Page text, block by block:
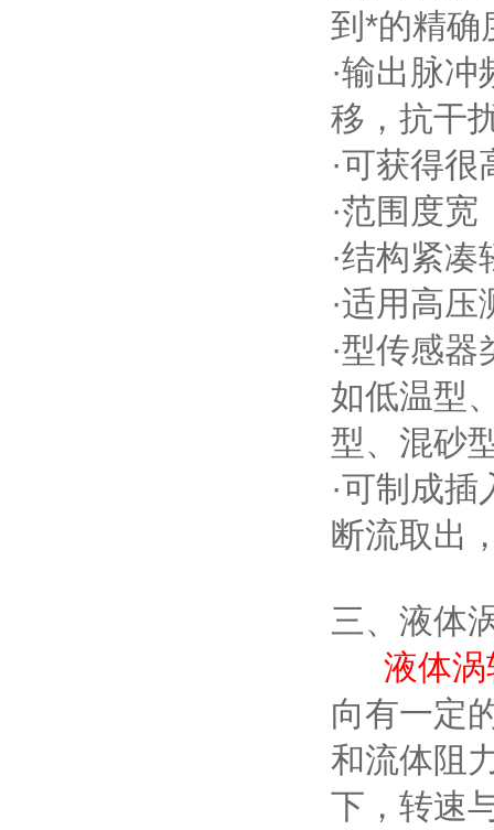
到*的精确
·输出脉
移，抗干
·可获得
·范围度
·结构紧
·适用高
·型传感
如低温型
型、混砂
·可制成
断流取出
三、液体
液体涡
向有一定
和流体阻
下，转速